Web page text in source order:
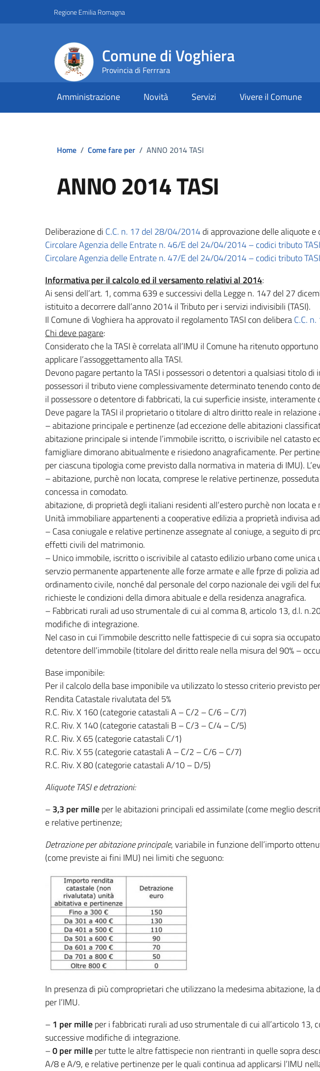
Regione Emilia Romagna
Comune di Voghiera
Provincia di Ferrrara
Amministrazione Novità Servizi Vivere il Comune
Home / Come fare per / ANNO 2014 TASI
ANNO 2014 TASI
Deliberazione di C.C. n. 17 del 28/04/2014di approvazione delle aliquote e
Circolare Agenzia delle Entrate n. 46/E del 24/04/2014 – codici tributo TASI
Circolare Agenzia delle Entrate n. 47/E del 24/04/2014 – codici tributo
Informativa per il calcolo ed il versamento relativi al 2014:
Ai sensi dell’art. 1, comma 639 e successivi della Legge n. 147 del 27
istituito a decorrere dall’anno 2014 il Tributo per i servizi indivisibili (TASI).
Il Comune di Voghiera ha approvato il regolamento TASI con deliberaC.C.
Chi deve pagare:
Considerato che la TASI è correlata all’IMU il Comune ha ritenuto
applicare l’assoggettamento alla TASI.
Devono pagare pertanto la TASI i possessori o detentori a qualsiasi titolo
possessori il tributo viene complessivamente determinato tenendo conto
il possessore o detentore di fabbricati, la cui superficie insiste,
Deve pagare la TASI il proprietario o titolare di altro diritto reale in
– abitazione principale e pertinenze (ad eccezione delle abitazioni
abitazione principale si intende l’immobile iscritto, o iscrivibile nel catasto
famigliare dimorano abitualmente e risiedono anagraficamente. Per
per ciascuna tipologia come previsto dalla normativa in materia di IMU).
– abitazione, purchè non locata, comprese le relative pertinenze,
concessa in comodato.
abitazione, di proprietà degli italiani residenti all’estero purchè non locata
Unità immobiliare appartenenti a cooperative edilizia a proprietà indivisa
– Casa coniugale e relative pertinenze assegnate al coniuge, a seguito di
effetti civili del matrimonio.
– Unico immobile, iscritto o iscrivibile al catasto edilizio urbano come
servzio permanente appartenente alle forze armate e alle fprze di polizia
ordinamento civile, nonché dal personale del corpo nazionale dei vgili del
richieste le condizioni della dimora abituale e della residenza anagrafica.
– Fabbricati rurali ad uso strumentale di cui al comma 8, articolo 13, d.l.
modifiche di integrazione.
Nel caso in cui l’immobile descritto nelle fattispecie di cui sopra sia
detentore dell’immobile (titolare del diritto reale nella misura del 90% –
Base imponibile:
Per il calcolo della base imponibile va utilizzato lo stesso criterio previsto
Rendita Catastale rivalutata del 5%
R.C. Riv. X 160 (categorie catastali A – C/2 – C/6 – C/7)
R.C. Riv. X 140 (categorie catastali B – C/3 – C/4 – C/5)
R.C. Riv. X 65 (categorie catastali C/1)
R.C. Riv. X 55 (categorie catastali A – C/2 – C/6 – C/7)
R.C. Riv. X 80 (categorie catastali A/10 – D/5)
Aliquote TASI e detrazioni:
–3,3 per milleper le abitazioni principali ed assimilate (come meglio
e relative pertinenze;
Detrazione per abitazione principale, variabile in funzione dell’importo
(come previste ai fini IMU) nei limiti che seguono:
In presenza di più comproprietari che utilizzano la medesima abitazione,
per l’IMU.
–1 per milleper i fabbricati rurali ad uso strumentale di cui all’articolo
successive modifiche di integrazione.
–0 per milleper tutte le altre fattispecie non rientranti in quelle sopra
A/8 e A/9, e relative pertinenze per le quali continua ad applicarsi l’IMU